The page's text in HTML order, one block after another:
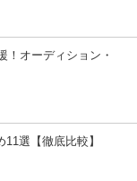
！オーディション・
選【徹底比較】